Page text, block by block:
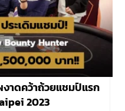
งาดคว้าถ้วยแชมป์แรก
2023